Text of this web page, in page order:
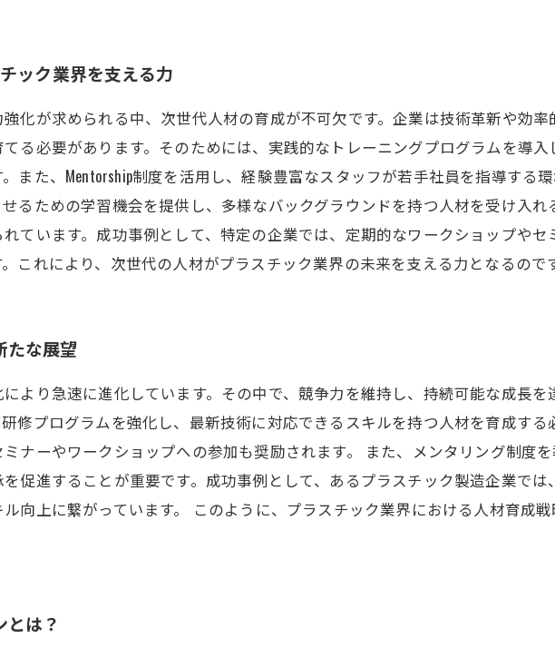
ック業界を支える力
化が求められる中、次世代人材の育成が不可欠です。企業は技術革新や効
る必要があります。そのためには、実践的なトレーニングプログラムを導入
また、Mentorship制度を活用し、経験豊富なスタッフが若手社員を指導する
るための学習機会を提供し、多様なバックグラウンドを持つ人材を受け入れ
ています。成功事例として、特定の企業では、定期的なワークショップや
これにより、次世代の人材がプラスチック業界の未来を支える力となるのです
たな展望
より急速に進化しています。その中で、競争力を維持し、持続可能な成長
修プログラムを強化し、最新技術に対応できるスキルを持つ人材を育成する
ナーやワークショップへの参加も奨励されます。 また、メンタリング制度
促進することが重要です。成功事例として、あるプラスチック製造企業では
向上に繋がっています。 このように、プラスチック業界における人材育成
は？